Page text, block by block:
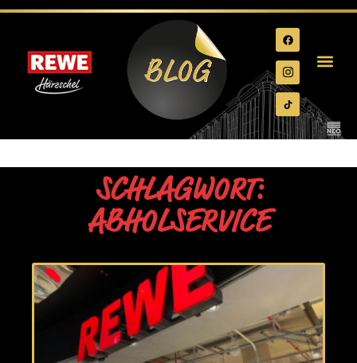
SCHLAGWORT:
ABHOLSERVICE